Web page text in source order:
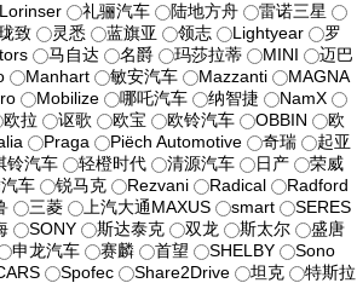
Lorinser 礼骊汽车 陆地方舟
雷诺三星
致 灵悉 蓝旗亚 领志 Lightyear
罗
马自达 名爵 玛莎拉蒂 MINI
迈巴
Manhart 敏安汽车 Mazzanti
MAGNA
Mobilize 哪吒汽车 纳智捷
NamX
欧拉 讴歌 欧宝 欧铃汽车 OBBIN
欧
Praga Piëch Automotive 奇瑞
起亚
铃汽车 轻橙时代 清源汽车 日产
荣威
车 锐马克 Rezvani Radical
Radford
三菱 上汽大通MAXUS smart
SERES
SONY 斯达泰克 双龙 斯太尔
盛唐
申龙汽车 赛麟 首望 SHELBY
Sono
Spofec Share2Drive 坦克
特斯拉